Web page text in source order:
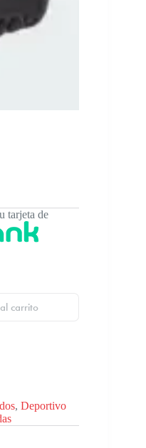
tarjeta de
carrito
, Deportivo